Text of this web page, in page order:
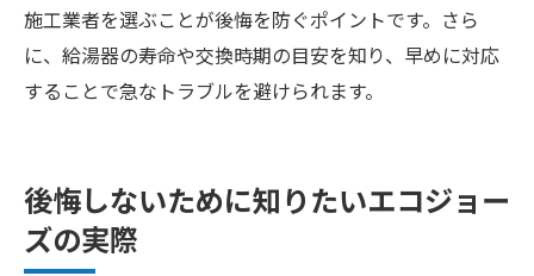
施工業者を選ぶことが後悔を防ぐポイントです。さら
に、給湯器の寿命や交換時期の目安を知り、早めに対応
することで急なトラブルを避けられます。
後悔しないために知りたいエコジョー
ズの実際